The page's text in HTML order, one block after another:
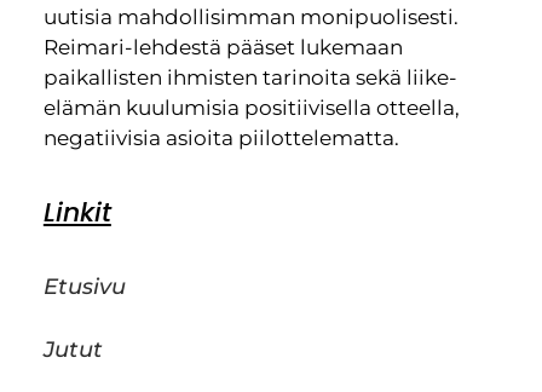
uutisia mahdollisimman monipuolisesti.
Reimari-lehdestä pääset lukemaan
paikallisten ihmisten tarinoita sekä liike-
elämän kuulumisia positiivisella otteella,
negatiivisia asioita piilottelematta.
Linkit
Etusivu
Jutut